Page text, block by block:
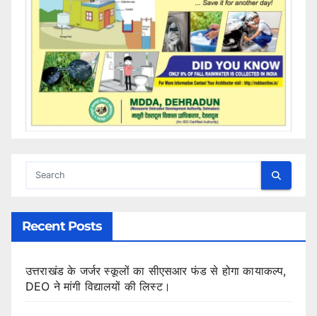
Recent Posts
उत्तराखंड के जर्जर स्कूलों का सीएसआर फंड से होगा कायाकल्प,
DEO ने मांगी विद्यालयों की लिस्ट।